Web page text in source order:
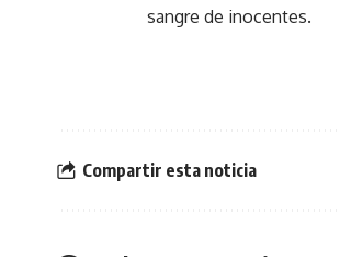
sangre de inocentes.
Compartir esta noticia